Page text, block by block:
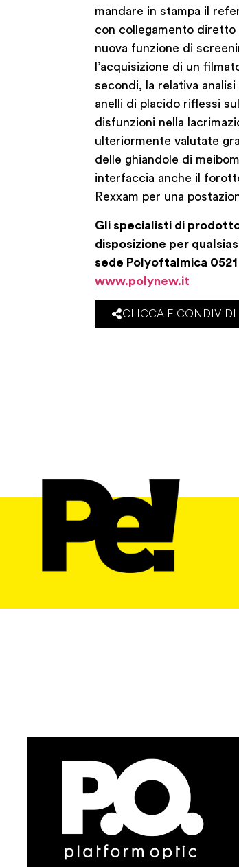
mandare in stampa il
con collegamento diretto
nuova funzione di
l’acquisizione di un
secondi, la relativa
anelli di placido riflessi
disfunzioni nella
ulteriormente valutate
delle ghiandole di
interfaccia anche il
Rexxam per una
Gli specialisti di
disposizione per
sede Polyoftalmica
www.polynew.it
CLICCA E CONDIVIDI